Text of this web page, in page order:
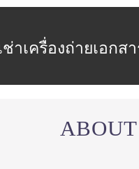
ช่าเครื่องถ่ายเอก